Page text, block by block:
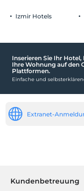
Izmir Hotels
Inserieren Sie Ihr Hotel,
Ihre Wohnung auf den
Plattformen.
Einfache und
Extranet-
Kundenbetreuung